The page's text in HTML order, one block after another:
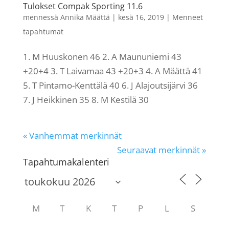
Tulokset Compak Sporting 11.6
mennessä Annika Määttä | kesä 16, 2019| Menneet
tapahtumat
1. M Huuskonen 46 2. A Maununiemi 43
+20+4 3. T Laivamaa 43 +20+3 4. A Määttä 41
5. T Pintamo-Kenttälä 40 6. J Alajoutsijärvi 36
7. J Heikkinen 35 8. M Kestilä 30
« Vanhemmat merkinnät
Seuraavat merkinnät »
Tapahtumakalenteri
M T K T P L S